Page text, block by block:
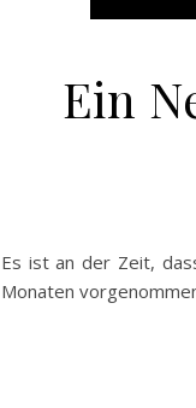
Ein
Es ist an der Zeit,
Monaten